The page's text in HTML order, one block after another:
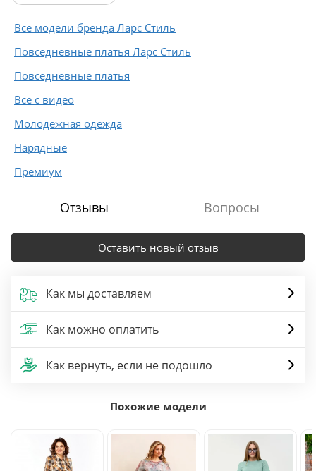
Все модели бренда Ларс Стиль
Повседневные платья Ларс Стиль
Повседневные платья
Все с видео
Молодежная одежда
Нарядные
Премиум
Отзывы Вопросы
Оставить новый отзыв
Как мы доставляем
Как можно оплатить
Как вернуть, если не подошло
Похожие модели